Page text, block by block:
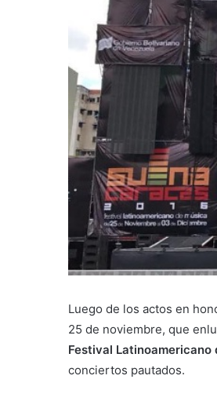
Luego de los actos en
25 de noviembre, que
Festival Latinoamericano
conciertos pautados.